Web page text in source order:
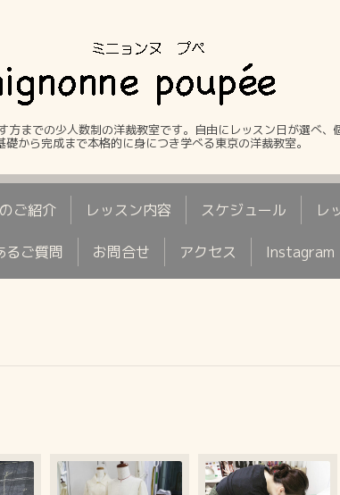
までの少人数制の洋裁教室です。自由にレッスン日が選べ、
から完成まで本格的に身につき学べる東京の洋裁教室。
ご紹介 レッスン内容 スケジュール レ
るご質問 お問合せ アクセス Instagram